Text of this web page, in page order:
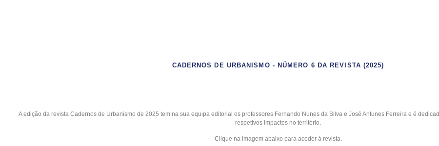
CADERNOS DE URBANISMO - NÚMERO 6 DA REVISTA (2025)
A edição da revista Cadernos de Urbanismo de 2025 tem na sua equipa editorial os professores Fernando Nunes da Silva e José Antunes Ferreira e é
respetivos impactes no território.
Clique na imagem abaixo para aceder à revista.